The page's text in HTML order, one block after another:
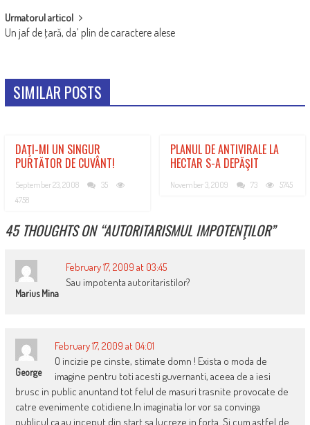
Urmatorul articol
Un jaf de ţară, da’ plin de caractere alese
SIMILAR POSTS
DAŢI-MI UN SINGUR
PURTĂTOR DE CUVÂNT!
September 23, 2008
35
4758
PLANUL DE ANTIVIRALE LA
HECTAR S-A DEPĂŞIT
November 3, 2009 73 5745
45 THOUGHTS ON “AUTORITARISMUL IMPOTENŢILOR”
Marius Mina
February 17, 2009 at 03:45
Sau impotenta autoritaristilor?
George
February 17, 2009 at 04:01
O incizie pe cinste, stimate domn ! Exista o moda de
imagine pentru toti acesti guvernanti, aceea de a iesi
brusc in public anuntand tot felul de masuri trasnite provocate de
catre evenimente cotidiene.In imaginatia lor vor sa convinga
publicul ca au inceput din start sa lucreze in forta. Si cum astfel de